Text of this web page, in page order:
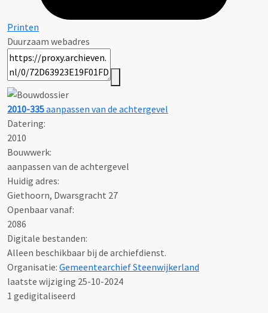
Printen
Duurzaam webadres
2010-335aanpassen van de achtergevel
Datering:
2010
Bouwwerk:
aanpassen van de achtergevel
Huidig adres:
Giethoorn, Dwarsgracht 27
Openbaar vanaf:
2086
Digitale bestanden:
Alleen beschikbaar bij de archiefdienst.
Organisatie: Gemeentearchief Steenwijkerland
laatste wijziging 25-10-2024
1 gedigitaliseerd